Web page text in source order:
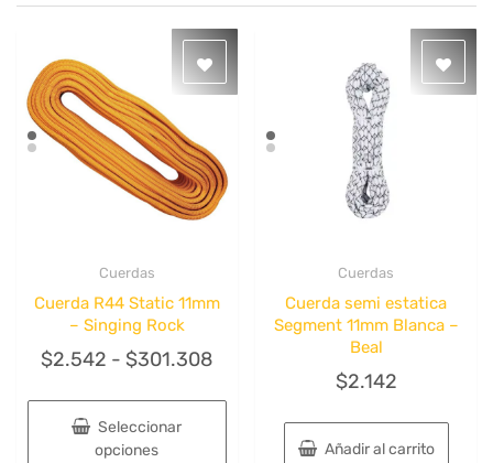
Cuerdas
Cuerda R44 Static 11mm
– Singing Rock
$2.542 - $301.308Rango
precios:
Seleccionar
opciones
Cuerdas
Cuerda semi estatica
Segment 11mm Blanca –
Beal
$2.142
Añadir al carrito